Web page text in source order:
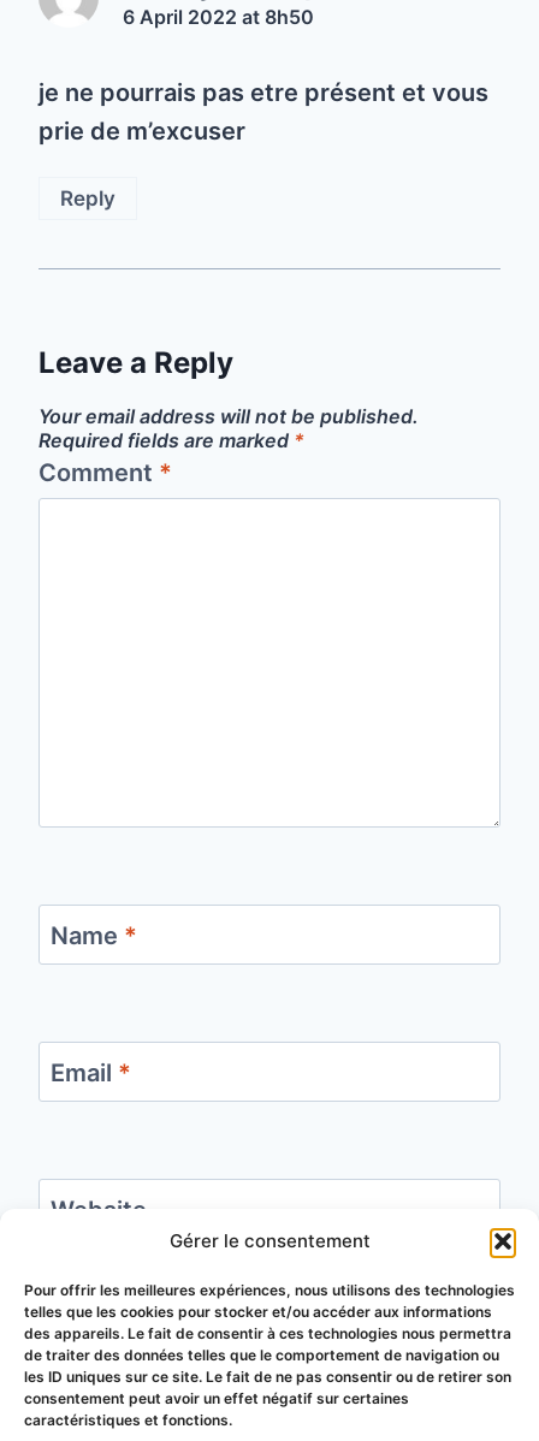
Gérer le consentement
Pour offrir les meilleures expériences, nous utilisons des technologies
telles que les cookies pour stocker et/ou accéder aux informations
des appareils. Le fait de consentir à ces technologies nous permettra
de traiter des données telles que le comportement de navigation ou
les ID uniques sur ce site. Le fait de ne pas consentir ou de retirer son
consentement peut avoir un effet négatif sur certaines
caractéristiques et fonctions.
6 April 2022 at 8h50
je ne pourrais pas etre présent et vous
prie de m’excuser
Reply
Leave a Reply
Your email address will not be published.
Required fields are marked *
Comment *
Name *
Email *
Website
Save my name, email, and website in this
browser for the next time I comment.